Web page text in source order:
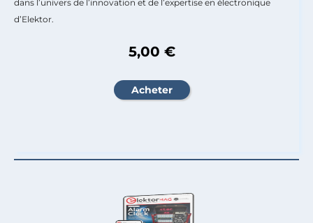
dans l’univers de l’innovation et de l’expertise en électronique
d’Elektor.
5,00 €